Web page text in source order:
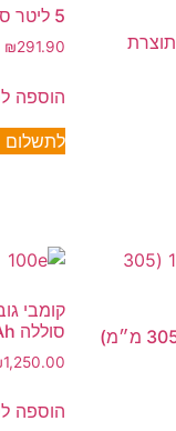
תוצרת
5 ליטר סינטטי גספר T2 שמן
₪291.90
הוספה
לתשלום
מסור שרשרת נטען 80V PRO ״12 (305 מ״מ)
סוללה 4Ah ומטען
1,250.00
הוספה